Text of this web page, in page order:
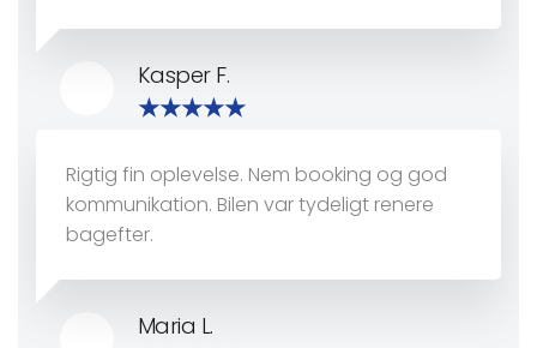
Kasper F.
Rigtig fin oplevelse. Nem booking og god
kommunikation. Bilen var tydeligt renere
bagefter.
Maria L.